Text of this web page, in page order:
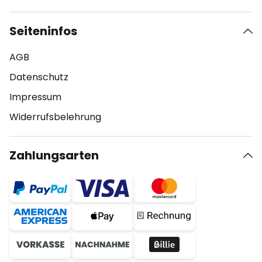
Seiteninfos
AGB
Datenschutz
Impressum
Widerrufsbelehrung
Zahlungsarten